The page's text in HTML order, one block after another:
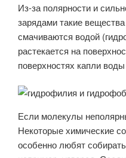
Из-за полярности и
зарядами такие
смачиваются водой
растекается на
поверхностях капли
Если молекулы
Некоторые химические
особенно любят